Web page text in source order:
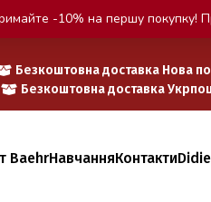
Безкоштовна доставка Нова
Безкоштовна доставка
BaehrНавчанняКонтакти
-10% на першу покупку!